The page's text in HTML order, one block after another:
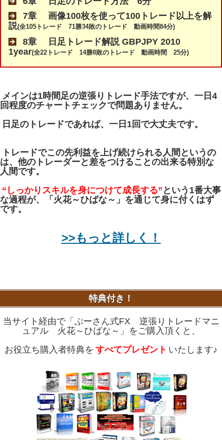
7章 画像100枚を使って100トレード以上を解
説(全105トレード 71勝34敗のトレード 動画時間84分)
8章 日足トレード解説 GBPJPY 2010
1year(全22トレード 14勝8敗のトレード 動画時間 25分)
メインは1時間足の逆張りトレード手法ですが、一日4
回程度のチャートチェックで問題ありません。
日足のトレードであれば、一日1回で大丈夫です。
トレードでこの先利益を上げ続けられる人間というの
は、他のトレーダーと差をつけることの出来る特別な
人間です。
“しっかりスキルを身につけて成長する” という1番大事
な過程が、「火花～ひばな～」を通じて身に付くはず
です。
>>もっと詳しく！
特典付き！
当サイト経由で「ぷーさん式FX 逆張りトレードマニ
ュアル 火花～ひばな～」をご購入頂くと、
お役立ち購入者特典を すべてプレゼント いたします♪